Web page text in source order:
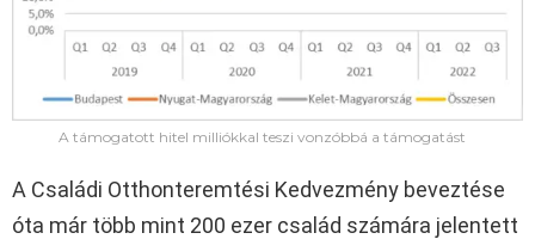
A támogatott hitel milliókkal teszi vonzóbbá a támogatást
A Családi Otthonteremtési Kedvezmény beveztése
óta már több mint 200 ezer család számára jelentett